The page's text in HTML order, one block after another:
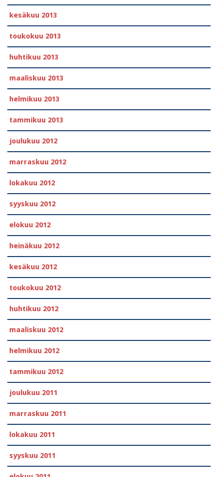
kesäkuu 2013
toukokuu 2013
huhtikuu 2013
maaliskuu 2013
helmikuu 2013
tammikuu 2013
joulukuu 2012
marraskuu 2012
lokakuu 2012
syyskuu 2012
elokuu 2012
heinäkuu 2012
kesäkuu 2012
toukokuu 2012
huhtikuu 2012
maaliskuu 2012
helmikuu 2012
tammikuu 2012
joulukuu 2011
marraskuu 2011
lokakuu 2011
syyskuu 2011